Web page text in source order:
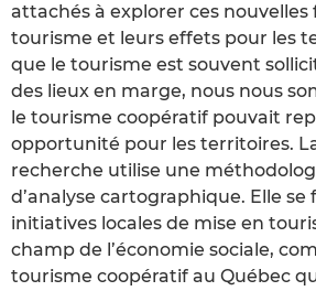
attachés à explorer ces nouvelles
tourisme et leurs effets pour les
que le tourisme est souvent
des lieux en marge, nous nous
le tourisme coopératif pouvait
opportunité pour les territoires.
recherche utilise une
d’analyse cartographique. Elle se
initiatives locales de mise en
champ de l’économie sociale,
tourisme coopératif au Québec